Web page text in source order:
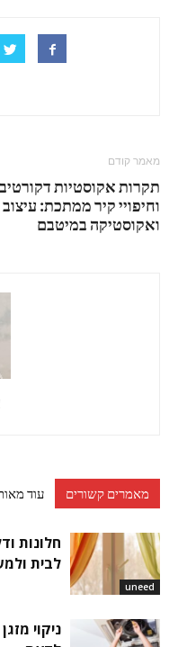
מאמר קודם
תקרות אקוסטיות
וחיפויי קיר ממתכת: עיצוב
ואקוסטיקה במיטבם
מאמרים קשורים עוד
uneed
חלונות
לבית
ניקוי